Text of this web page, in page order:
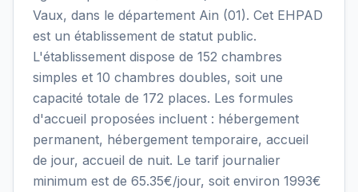
Vaux, dans le département Ain (01). Cet EHPAD
est un établissement de statut public.
L'établissement dispose de 152 chambres
simples et 10 chambres doubles, soit une
capacité totale de 172 places. Les formules
d'accueil proposées incluent : hébergement
permanent, hébergement temporaire, accueil
de jour, accueil de nuit. Le tarif journalier
minimum est de 65.35€/jour, soit environ 1993€